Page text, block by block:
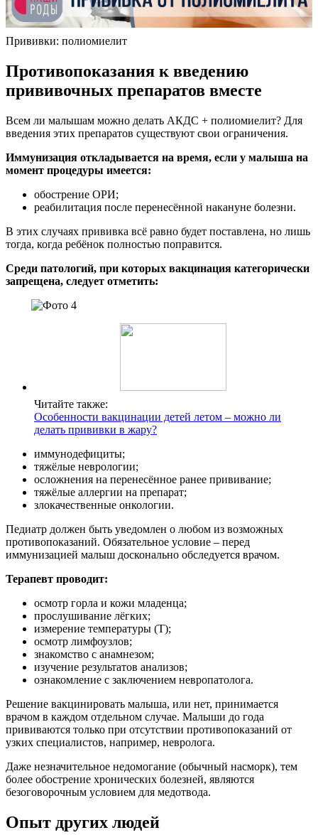
Прививки: полиомиелит
Противопоказания к введению
прививочных препаратов вместе
Всем ли малышам можно делать АКДС + полиомиелит? Для
введения этих препаратов существуют свои ограничения.
Иммунизация откладывается на время, если у малыша на
момент процедуры имеется:
обострение ОРИ;
реабилитация после перенесённой накануне болезни.
В этих случаях прививка всё равно будет поставлена, но лишь
тогда, когда ребёнок полностью поправится.
Среди патологий, при которых вакцинация категорически
запрещена, следует отметить:
Читайте также:
Особенности вакцинации детей летом – можно ли
делать прививки в жару?
иммунодефициты;
тяжёлые неврологии;
осложнения на перенесённое ранее прививание;
тяжёлые аллергии на препарат;
злокачественные онкологии.
Педиатр должен быть уведомлен о любом из возможных
противопоказаний. Обязательное условие – перед
иммунизацией малыш досконально обследуется врачом.
Терапевт проводит:
осмотр горла и кожи младенца;
прослушивание лёгких;
измерение температуры (Т);
осмотр лимфоузлов;
знакомство с анамнезом;
изучение результатов анализов;
ознакомление с заключением невропатолога.
Решение вакцинировать малыша, или нет, принимается
врачом в каждом отдельном случае. Малыши до года
прививаются только при отсутствии противопоказаний от
узких специалистов, например, невролога.
Даже незначительное недомогание (обычный насморк), тем
более обострение хронических болезней, являются
безоговорочным условием для медотвода.
Опыт других людей